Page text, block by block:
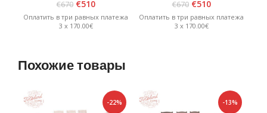
€670 €510
Оплатить в три равных платежа
3 x 170.00€
€670 €510
Оплатить в три равных платежа
3 x 170.00€
Похожие товары
-22% -13%